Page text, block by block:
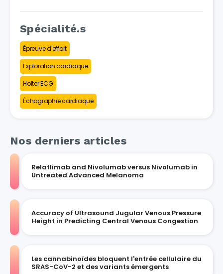
Spécialité.s
Épreuve d'effort
Exploration cardiaque
Holter ECG
Échographie cardiaque
Nos derniers articles
Relatlimab and Nivolumab versus Nivolumab in
Untreated Advanced Melanoma
Accuracy of Ultrasound Jugular Venous Pressure
Height in Predicting Central Venous Congestion
Les cannabinoïdes bloquent l'entrée cellulaire du
SRAS-CoV-2 et des variants émergents